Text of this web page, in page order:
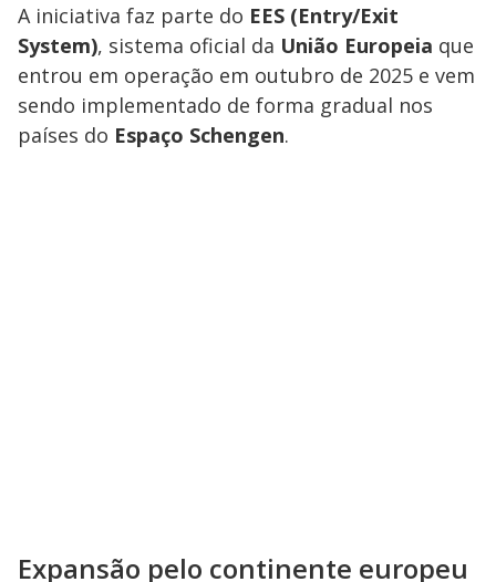
A iniciativa faz parte do EES (Entry/Exit
System), sistema oficial da União Europeia que
entrou em operação em outubro de 2025 e vem
sendo implementado de forma gradual nos
países do Espaço Schengen.
Expansão pelo continente europeu